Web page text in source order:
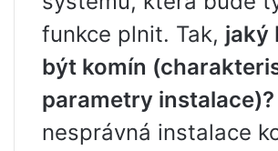
funkce plnit. Tak, jaký
být komín
parametry instalace)?
nesprávná instalace